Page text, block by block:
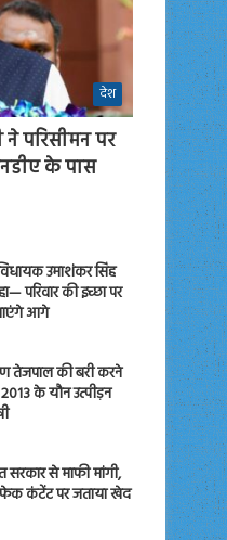
देश
ने परिसीमन पर
के पास
उमाशंकर सिंह
परिवार की इच्छा पर
आगे
तेजपाल की बरी करने
के यौन उत्पीड़न
सरकार से माफी मांगी,
कंटेंट पर जताया खेद